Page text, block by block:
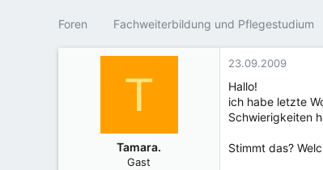
t
e
t
e
Foren Fachweiterbildung und Pflegestudium
T
Tamara.
Gast
23.09.2009
Hallo!
ich habe letzte
Schwierigkeiten
Stimmt das?